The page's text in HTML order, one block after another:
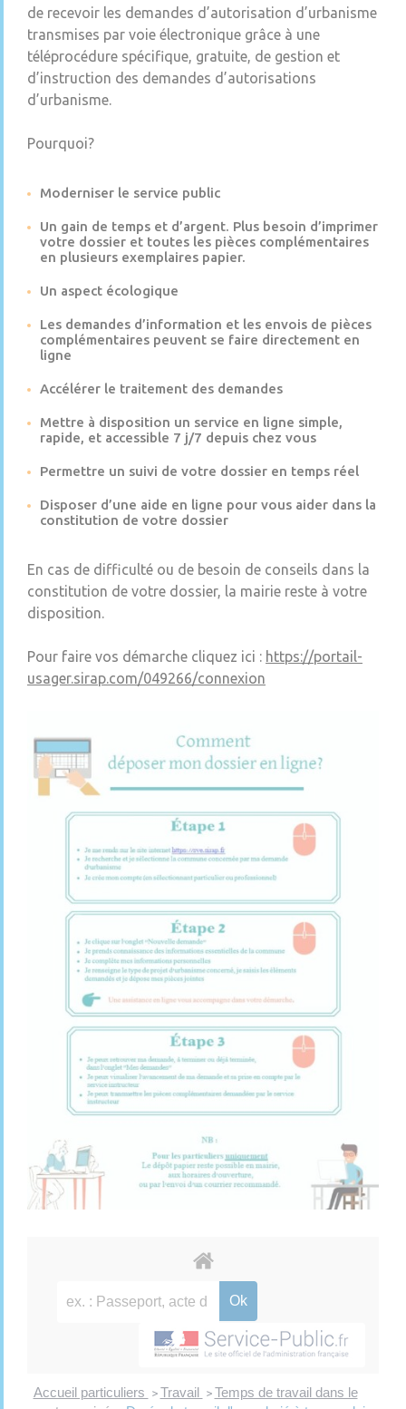
de recevoir les demandes d’autorisation d’urbanisme
transmises par voie électronique grâce à une
téléprocédure spécifique, gratuite, de gestion et
d’instruction des demandes d’autorisations
d’urbanisme.
Pourquoi?
Moderniser le service public
Un gain de temps et d’argent. Plus besoin d’imprimer
votre dossier et toutes les pièces complémentaires
en plusieurs exemplaires papier.
Un aspect écologique
Les demandes d’information et les envois de pièces
complémentaires peuvent se faire directement en
ligne
Accélérer le traitement des demandes
Mettre à disposition un service en ligne simple,
rapide, et accessible 7 j/7 depuis chez vous
Permettre un suivi de votre dossier en temps réel
Disposer d’une aide en ligne pour vous aider dans la
constitution de votre dossier
En cas de difficulté ou de besoin de conseils dans la
constitution de votre dossier, la mairie reste à votre
disposition.
Pour faire vos démarche cliquez ici : https://portail-
usager.sirap.com/049266/connexion
Accueil particuliers > Travail > Temps de travail dans le